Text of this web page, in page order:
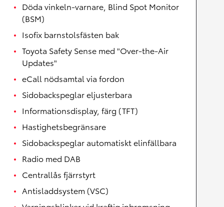
Döda vinkeln-varnare, Blind Spot Monitor
(BSM)
Isofix barnstolsfästen bak
Toyota Safety Sense med "Over-the-Air
Updates"
eCall nödsamtal via fordon
Sidobackspeglar eljusterbara
Informationsdisplay, färg (TFT)
Hastighetsbegränsare
Sidobackspeglar automatiskt elinfällbara
Radio med DAB
Centrallås fjärrstyrt
Antisladdsystem (VSC)